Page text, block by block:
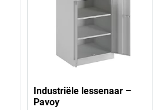
Industriële lessenaar –
Pavoy